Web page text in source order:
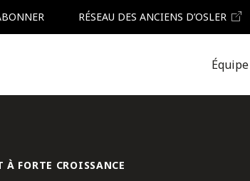
RÉSEAU DES ANCIENS D’OSLER
Équipe
À FORTE CROISSANCE